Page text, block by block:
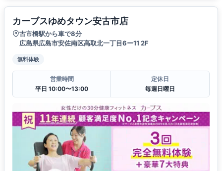
カーブスゆめタウン安古市店
古市橋駅から車で8分
広島県広島市安佐南区高取北一丁目6ー11 2F
無料体験
営業時間
平日 10:00〜13:00
定休日
毎週日曜日